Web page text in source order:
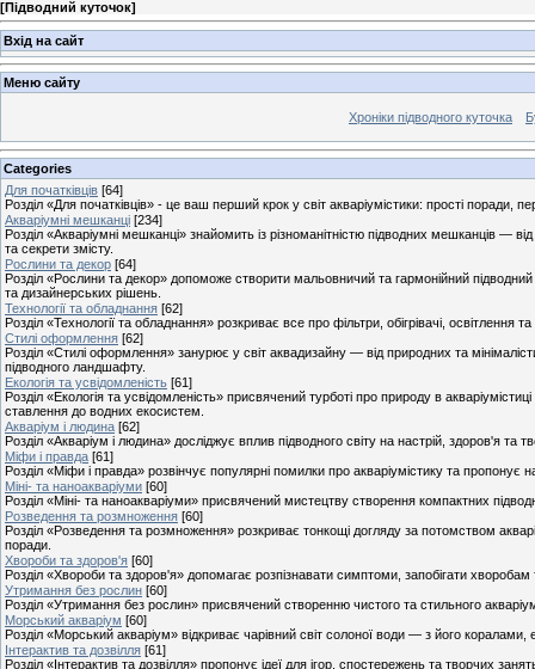
[Підводний куточок]
Вхід на сайт
Меню сайту
Хроніки підводного куточка
Categories
Для початківців [64]
Розділ «Для початківців» - це ваш перший крок у світ акваріумістики: прості поради,
Акваріумні мешканці [234]
Розділ «Акваріумні мешканці» знайомить із різноманітністю підводних мешканців —
та секрети змісту.
Рослини та декор [64]
Розділ «Рослини та декор» допоможе створити мальовничий та гармонійний
та дизайнерських рішень.
Технології та обладнання [62]
Розділ «Технології та обладнання» розкриває все про фільтри, обігрівачі, освітлення
Стилі оформлення [62]
Розділ «Стилі оформлення» занурює у світ аквадизайну — від природних та
підводного ландшафту.
Екологія та усвідомленість [61]
Розділ «Екологія та усвідомленість» присвячений турботі про природу в
ставлення до водних екосистем.
Акваріум і людина [62]
Розділ «Акваріум і людина» досліджує вплив підводного світу на настрій, здоров'я
Міфи і правда [61]
Розділ «Міфи і правда» розвінчує популярні помилки про акваріумістику та пропонує
Міні- та наноакваріуми [60]
Розділ «Міні- та наноакваріуми» присвячений мистецтву створення компактних
Розведення та розмноження [60]
Розділ «Розведення та розмноження» розкриває тонкощі догляду за потомством
поради.
Хвороби та здоров'я [60]
Розділ «Хвороби та здоров'я» допомагає розпізнавати симптоми, запобігати
Утримання без рослин [60]
Розділ «Утримання без рослин» присвячений створенню чистого та стильного
Морський акваріум [60]
Розділ «Морський акваріум» відкриває чарівний світ солоної води — з його
Інтерактив та дозвілля [61]
Розділ «Інтерактив та дозвілля» пропонує ідеї для ігор, спостережень та творчих